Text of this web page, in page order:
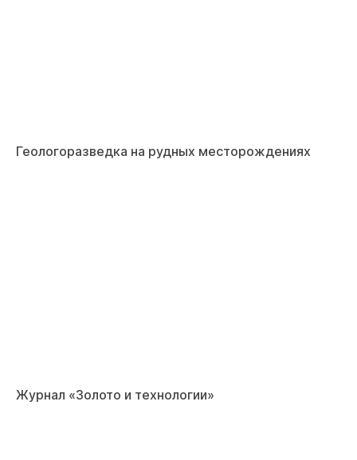
Геологоразведка на рудных месторождениях
Журнал «Золото и технологии»